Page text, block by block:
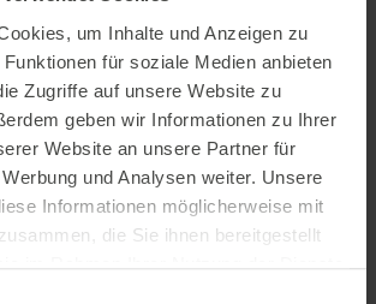
um Inhalte und Anzeigen zu
für soziale Medien anbieten
Zugriffe auf unsere Website zu
geben wir Informationen zu Ihrer
Website an unsere Partner für
und Analysen weiter. Unsere
Informationen möglicherweise mit
die Sie ihnen bereitgestellt
im Rahmen Ihrer Nutzung der Dienste
Neuigkeiten
Verantwortung.